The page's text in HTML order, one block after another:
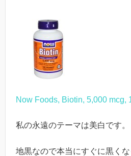
Now Foods, Biotin, 5,000 mcg,
私の永遠のテーマは美白です。
地黒なので本当にすぐに黒く